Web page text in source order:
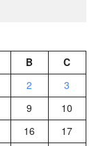
B
C
2
3
9
10
16
17